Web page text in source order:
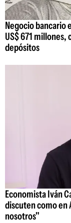
Negocio bancario
US$ 671
depósitos
Economista Iván
discuten como en
nosotros"